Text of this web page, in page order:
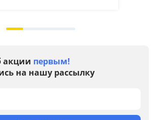
акции первым!
на нашу рассылку